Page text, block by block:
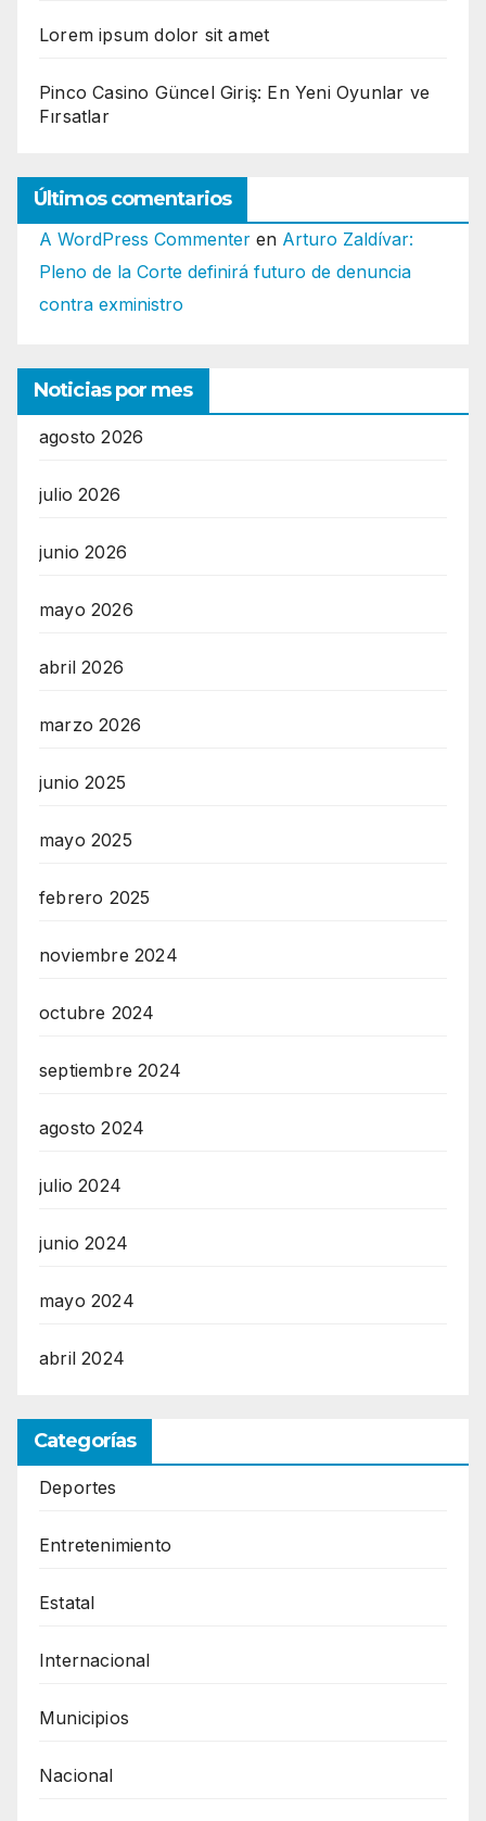
Lorem ipsum dolor sit amet
Pinco Casino Güncel Giriş: En Yeni Oyunlar ve
Fırsatlar
Últimos comentarios
A WordPress Commenter en Arturo Zaldívar:
Pleno de la Corte definirá futuro de denuncia
contra exministro
Noticias por mes
agosto 2026
julio 2026
junio 2026
mayo 2026
abril 2026
marzo 2026
junio 2025
mayo 2025
febrero 2025
noviembre 2024
octubre 2024
septiembre 2024
agosto 2024
julio 2024
junio 2024
mayo 2024
abril 2024
Categorías
Deportes
Entretenimiento
Estatal
Internacional
Municipios
Nacional